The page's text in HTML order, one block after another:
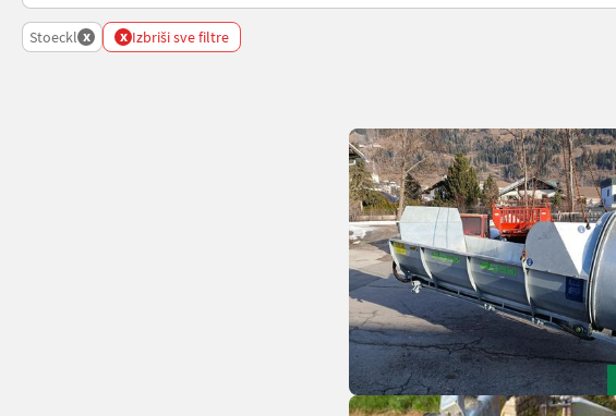
Stoeckl x x Izbriši sve filtre